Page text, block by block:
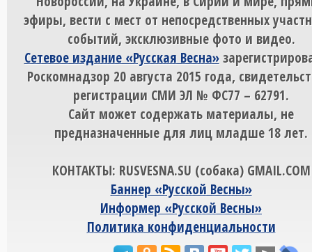
эфиры, вести с мест от непосредственных
событий, эксклюзивные фото и видео.
Сетевое издание «Русская Весна»
Роскомнадзор 20 августа 2015 года,
регистрации СМИ ЭЛ № ФС77 – 62791.
Сайт может содержать материалы, не
предназначенные для лиц младше 18 лет.
КОНТАКТЫ: RUSVESNA.SU (собака) GMAIL.COM
Баннер «Русской Весны»
Информер «Русской Весны»
Политика конфиденциальности